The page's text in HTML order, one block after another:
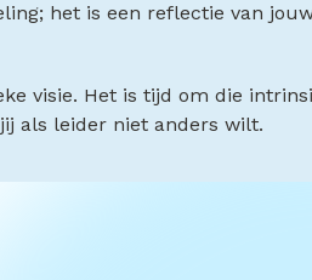
het is een reflectie van
visie. Het is tijd om die
als leider niet anders wilt.